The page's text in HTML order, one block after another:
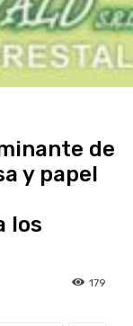
de
y papel
los
179